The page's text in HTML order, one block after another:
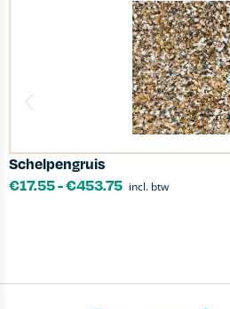
Schelpengruis
€17.55-€453.75 incl. btw